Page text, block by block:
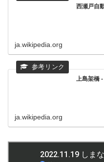
西瀬戸自
ja.wikipedia.org
上島架橋
ja.wikipedia.org